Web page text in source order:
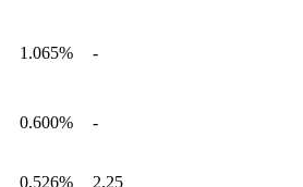
1.065% -
0.600% -
0.526% 2.25